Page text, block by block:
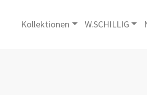
Kollektionen W.SCHILLIG